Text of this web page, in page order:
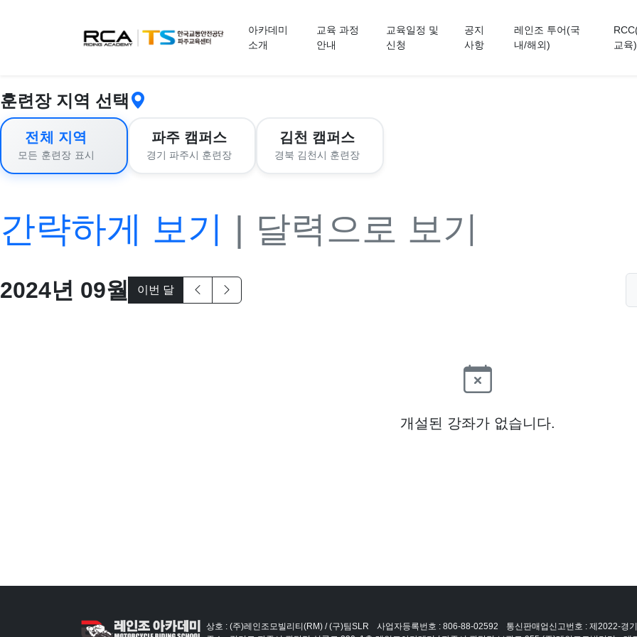
아카데미
소개
교육 과정
안내
교육일정 및
신청
공지
사항
레인조 투어(국
내/해외)
교육)
훈련장 지역 선택
전체 지역
모든 훈련장 표시
파주 캠퍼스
경기 파주시 훈련장
김천 캠퍼스
경북 김천시 훈련장
간략하게 보기 | 달력으로 보기
2024년 09월 이번 달
개설된 강좌가 없습니다.
상호 : (주)레인조모빌리티(RM) / (구)팀SLR 사업자등록번호 : 806-88-02592 통신판매업신고번호 : 제2022-경